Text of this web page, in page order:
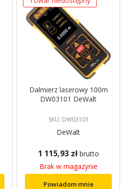
Dalmierz laserowy 100m
DW03101 DeWalt
SKU: DW03101
DeWalt
1 115,93 zł brutto
Brak w magazynie
Powiadom mnie